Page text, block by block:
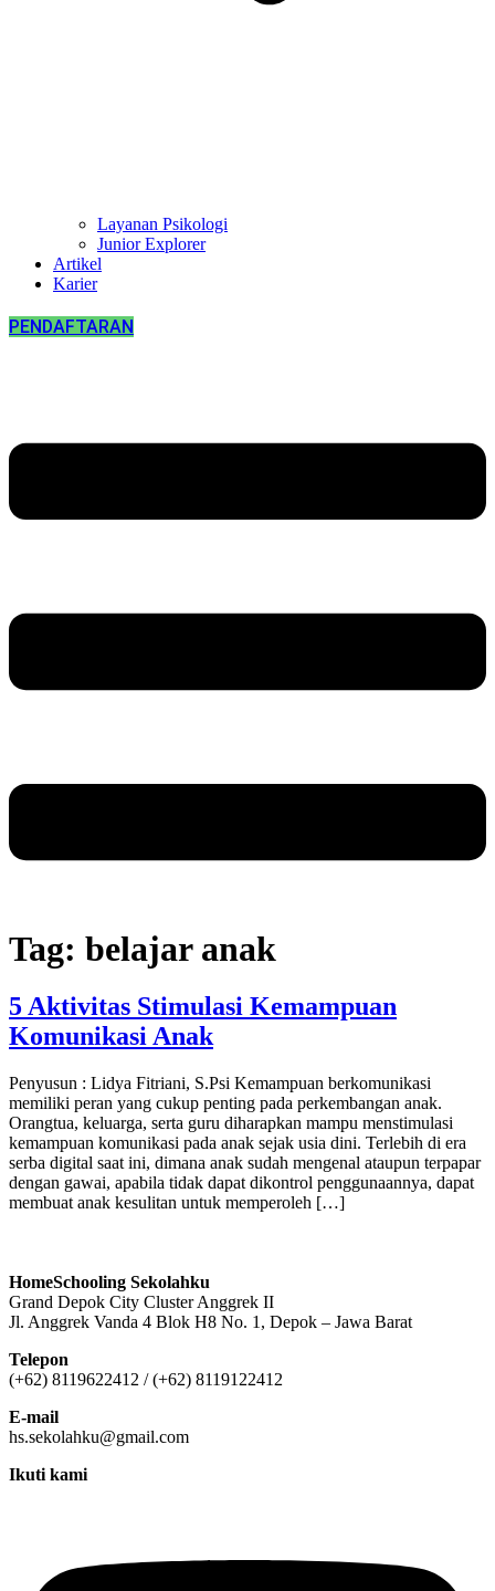
Layanan Psikologi
Junior Explorer
Artikel
Karier
PENDAFTARAN
Tag: belajar anak
5 Aktivitas Stimulasi Kemampuan
Komunikasi Anak
Penyusun : Lidya Fitriani, S.Psi Kemampuan berkomunikasi
memiliki peran yang cukup penting pada perkembangan anak.
Orangtua, keluarga, serta guru diharapkan mampu menstimulasi
kemampuan komunikasi pada anak sejak usia dini. Terlebih di era
serba digital saat ini, dimana anak sudah mengenal ataupun terpapar
dengan gawai, apabila tidak dapat dikontrol penggunaannya, dapat
membuat anak kesulitan untuk memperoleh […]
HomeSchooling Sekolahku
Grand Depok City Cluster Anggrek II
Jl. Anggrek Vanda 4 Blok H8 No. 1, Depok – Jawa Barat
Telepon
(+62) 8119622412 / (+62) 8119122412
E-mail
hs.sekolahku@gmail.com
Ikuti kami